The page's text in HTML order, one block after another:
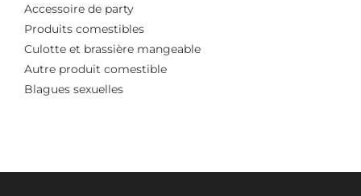
Accessoire de party
Produits comestibles
Culotte et brassière mangeable
Autre produit comestible
Blagues sexuelles